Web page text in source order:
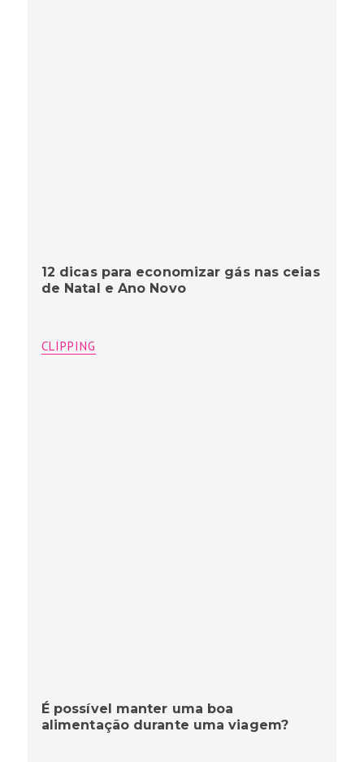
12 dicas para economizar gás nas ceias
de Natal e Ano Novo
CLIPPING
É possível manter uma boa
alimentação durante uma viagem?